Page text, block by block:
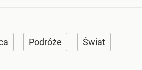
Podróże Świat